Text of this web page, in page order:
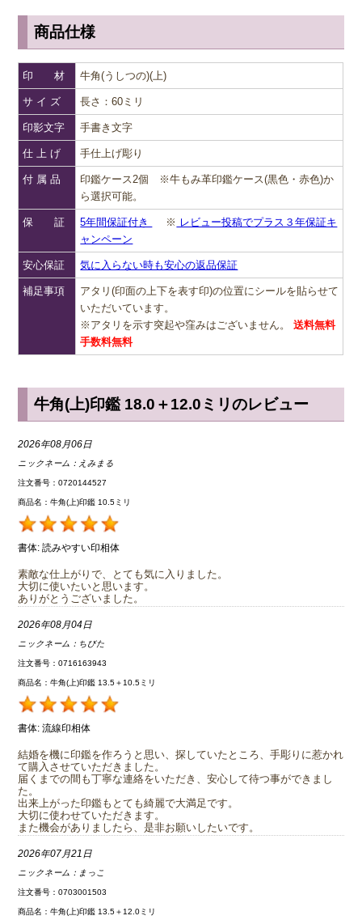
商品仕様
印 材 牛角(うしつの)(上)
サ イ ズ 長さ：60ミリ
印影文字 手書き文字
仕 上 げ 手仕上げ彫り
付 属 品
印鑑ケース2個 ※牛もみ革印鑑ケース(黒色・赤色)か
ら選択可能。
保 証 5年間保証付き ※ レビュー投稿でプラス３年保証キ
ャンペーン
安心保証 気に入らない時も安心の返品保証
補足事項
アタリ(印面の上下を表す印)の位置にシールを貼らせて
いただいています。
※アタリを示す突起や窪みはございません。送料無料
手数料無料
牛角(上)印鑑 18.0＋12.0ミリのレビュー
2026年08月06日
ニックネーム： えみまる
注文番号：0720144527
商品名：牛角(上)印鑑 10.5ミリ
書体: 読みやすい印相体
素敵な仕上がりで、とても気に入りました。
大切に使いたいと思います。
ありがとうございました。
2026年08月04日
ニックネーム： ちびた
注文番号：0716163943
商品名：牛角(上)印鑑 13.5＋10.5ミリ
書体: 流線印相体
結婚を機に印鑑を作ろうと思い、探していたところ、手彫りに惹かれ
て購入させていただきました。
届くまでの間も丁寧な連絡をいただき、安心して待つ事ができまし
た。
出来上がった印鑑もとても綺麗で大満足です。
大切に使わせていただきます。
また機会がありましたら、是非お願いしたいです。
2026年07月21日
ニックネーム： まっこ
注文番号：0703001503
商品名：牛角(上)印鑑 13.5＋12.0ミリ